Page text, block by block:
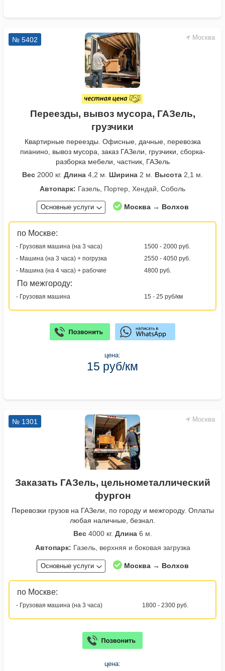
Москва
№ 5402
Переезды, вывоз мусора, ГАЗель,
грузчики
Квартирные переезды. Офисные, дачные, перевозка
пианино, вывоз мусора, заказ ГАЗели, грузчики, сборка-
разборка мебели, частник, ГАЗель
Вес 2000 кг. Длина 4,2 м. Ширина 2 м. Высота 2,1 м.
Автопарк: Газель, Портер, Хендай, Соболь
Основные услуги Москва → Волхов
по Москве:
- Грузовая машина (на 3 часа)
1500 - 2000 руб.
- Машина (на 3 часа) + погрузка
2550 - 4050 руб.
- Машина (на 4 часа) + рабочие
4800 руб.
По межгороду:
- Грузовая машина 15 - 25 руб/км
цена:
15 руб/км
Москва
№ 1301
Заказать ГАЗель, цельнометаллический
фургон
Перевозки грузов на ГАЗели, по городу и межгороду. Оплаты
любая наличные, безнал.
Вес4000 кг. Длина6 м.
Автопарк: Газель, верхняя и боковая загрузка
Основные услуги Москва → Волхов
по Москве:
- Грузовая машина (на 3 часа) 1800 - 2300 руб.
цена: